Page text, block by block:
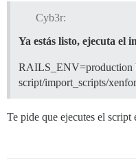
Cyb3r:
Ya estás listo, ejecuta el
RAILS_ENV=production
script/import_scripts/
Te pide que ejecutes el script